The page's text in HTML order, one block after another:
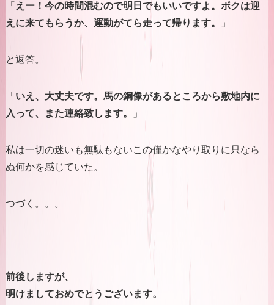
「 えー！今の時間混むので明日でもいいですよ。ボクは迎
えに来てもらうか、運動がてら走って帰ります。
」
と返答。
「 いえ、大丈夫です。馬の銅像があるところから敷地内に
入って、また連絡致します。
」
私は一切の迷いも無駄もないこの僅かなやり取りに只なら
ぬ何かを感じていた。
つづく。。。
前後しますが、
明けましておめでとうございます。